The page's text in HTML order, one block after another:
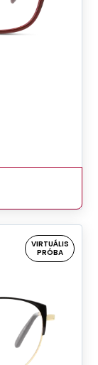
VIRTUÁLIS
PRÓBA